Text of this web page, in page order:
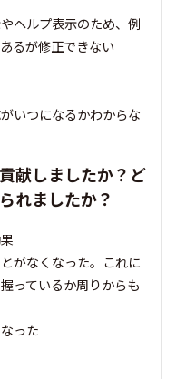
ヘルプ表示のため、例
るが修正できない
いつになるかわからな
献しましたか？ど
れましたか？
がなくなった。これに
っているか周りからも
った